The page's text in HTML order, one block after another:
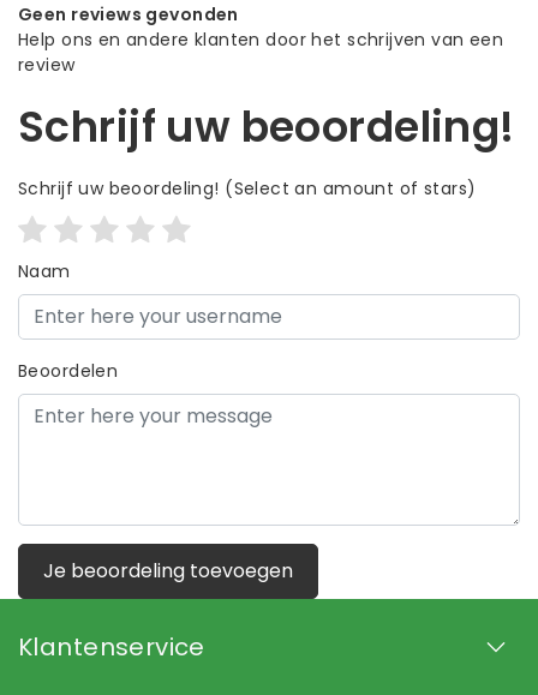
Geen reviews gevonden
Help ons en andere klanten door het schrijven van een
review
Schrijf uw beoordeling!
Schrijf uw beoordeling! (Select an amount of stars)
Naam
Beoordelen
Je beoordeling toevoegen
Klantenservice